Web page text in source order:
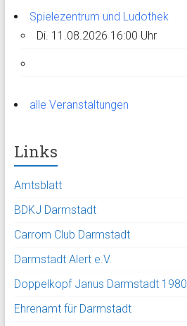
Spielezentrum und Ludothek
Di. 11.08.2026 16:00 Uhr
alle Veranstaltungen
Links
Amtsblatt
BDKJ Darmstadt
Carrom Club Darmstadt
Darmstadt Alert e.V.
Doppelkopf Janus Darmstadt 1980
Ehrenamt für Darmstadt